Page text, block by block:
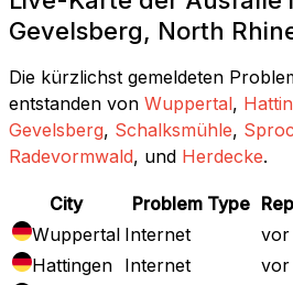
Gevelsberg, North
Die kürzlichst gemeldeten
entstanden von Wuppertal,
Gevelsberg, Schalksmühle,
Radevormwald, und Herdecke.
City Problem Type
Wuppertal Internet
vor
Hattingen Internet
vor